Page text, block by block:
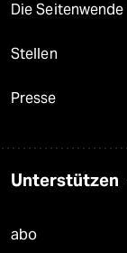
Die Seitenwende
Stellen
Presse
Unterstützen
abo